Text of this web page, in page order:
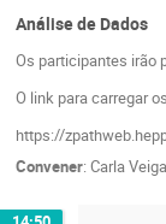
Análise de Dados
Os participantes irão
O link para carregar
https://
Convener: Carla Veiga